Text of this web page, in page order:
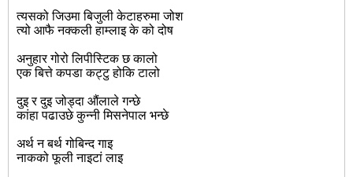
त्यसको जिउमा बिजुली केटाहरुमा जोश
त्यो आफै नक्कली हाम्लाइ के को दोष
अनुहार गोरो लिपीस्टिक छ कालो
एक बित्ते कपडा कट्टु होकि टालो
दुइ र दुइ जोड्दा औंलाले गन्छे
कांहा पढाउछे कुन्नी मिसनेपाल भन्छे
अर्थ न बर्थ गोबिन्द गाइ
नाकको फूली नाइटां लाइ